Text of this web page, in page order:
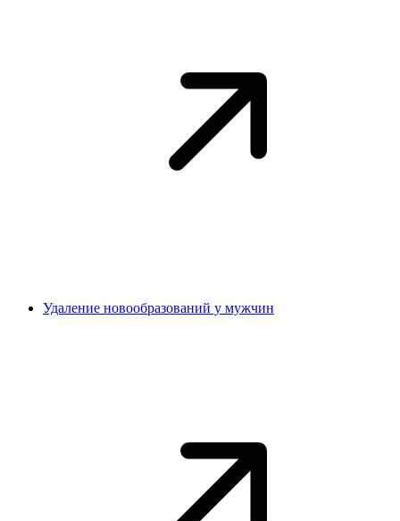
Удаление новообразований у мужчин